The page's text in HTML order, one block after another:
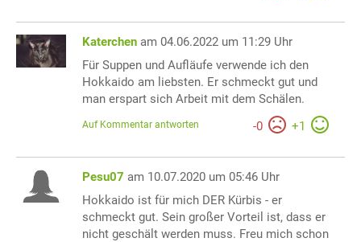
Katerchen am 04.06.2022 um 11:29 Uhr
Für Suppen und Aufläufe verwende ich den
Hokkaido am liebsten. Er schmeckt gut und
man erspart sich Arbeit mit dem Schälen.
-0 +1
Auf Kommentar antworten
Pesu07 am 10.07.2020 um 05:46 Uhr
Hokkaido ist für mich DER Kürbis - er
schmeckt gut. Sein großer Vorteil ist, dass er
nicht geschält werden muss. Freu mich schon